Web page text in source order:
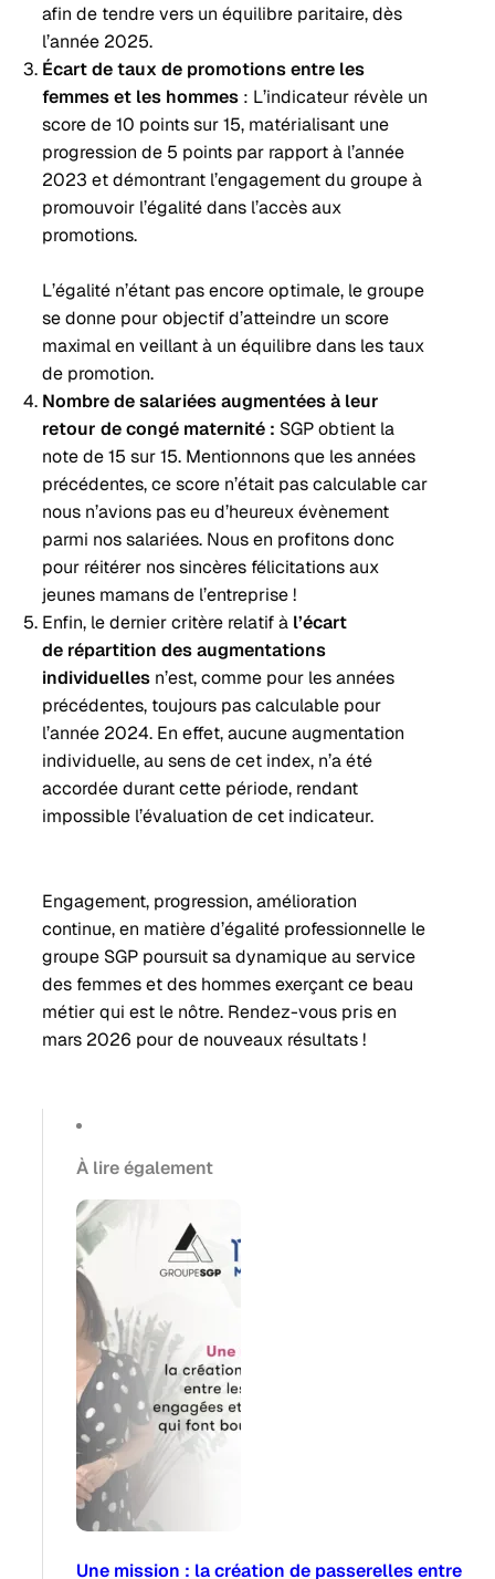
afin de tendre vers un équilibre paritaire, dès
l’année 2025.
Écart de taux de promotions entre les
femmes et les hommes : L’indicateur révèle un
score de 10 points sur 15, matérialisant une
progression de 5 points par rapport à l’année
2023 et démontrant l’engagement du groupe à
promouvoir l’égalité dans l’accès aux
promotions.
L’égalité n’étant pas encore optimale, le groupe
se donne pour objectif d’atteindre un score
maximal en veillant à un équilibre dans les taux
de promotion.
Nombre de salariées augmentées à leur
retour de congé maternité : SGP obtient la
note de 15 sur 15. Mentionnons que les années
précédentes, ce score n’était pas calculable car
nous n’avions pas eu d’heureux évènement
parmi nos salariées. Nous en profitons donc
pour réitérer nos sincères félicitations aux
jeunes mamans de l’entreprise !
Enfin, le dernier critère relatif à l’écart
de répartition des augmentations
individuelles n’est, comme pour les années
précédentes, toujours pas calculable pour
l’année 2024. En effet, aucune augmentation
individuelle, au sens de cet index, n’a été
accordée durant cette période, rendant
impossible l’évaluation de cet indicateur.
Engagement, progression, amélioration
continue, en matière d’égalité professionnelle le
groupe SGP poursuit sa dynamique au service
des femmes et des hommes exerçant ce beau
métier qui est le nôtre. Rendez-vous pris en
mars 2026 pour de nouveaux résultats !
À lire également
Une mission : la création de passerelles entre